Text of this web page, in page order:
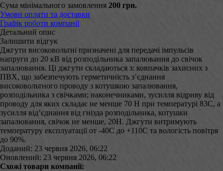
Сума мінімального замовлення 200 грн.
Умови оплати та доставки
Графік роботи компанії
Детальний опис
Залишити відгук
Джгути високовольтні призначені для передачі імпульсів
напруги до 20 кВ від розподільника запалювання до свічок
запалювання. Ці джгути складаються з: ковпачків захисних з
ПВХ, що забезпечують герметичність з’єднання
високовольтного проводу з котушкою запалювання,
розподільника з свічками; наконечниками, зусилля відриву від
проводу для яких складає не менше 70 Н при температурі 83С, а
зусилля від’єднання від гнізда розподільника, котушки
запалювання, свічок не менше, 20Н. Джгути витримують
температуру експлуатації от -40С до +110С та вологість повітря
до 90%.
Доданий: 23 червня 2026, 06:22
Оновлений: 23 червня 2026, 06:22
Схожі товари компанії: